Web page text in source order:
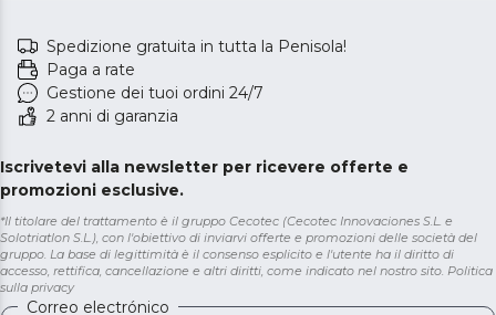
Spedizione gratuita in tutta la Penisola!
Paga a rate
Gestione dei tuoi ordini 24/7
2 anni di garanzia
Iscrivetevi alla newsletter per ricevere offerte e
promozioni esclusive.
*Il titolare del trattamento è il gruppo Cecotec (Cecotec Innovaciones S.L. e
Solotriatlon S.L.), con l'obiettivo di inviarvi offerte e promozioni delle società del
gruppo. La base di legittimità è il consenso esplicito e l'utente ha il diritto di
accesso, rettifica, cancellazione e altri diritti, come indicato nel nostro sito. Politica
sulla privacy
Correo electrónico